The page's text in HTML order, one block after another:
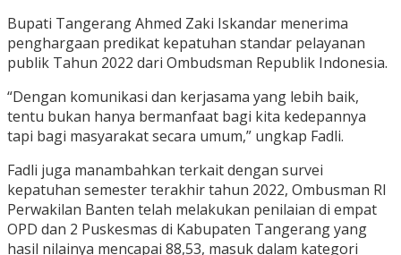
Bupati Tangerang Ahmed Zaki Iskandar menerima
penghargaan predikat kepatuhan standar pelayanan
publik Tahun 2022 dari Ombudsman Republik Indonesia.
“Dengan komunikasi dan kerjasama yang lebih baik,
tentu bukan hanya bermanfaat bagi kita kedepannya
tapi bagi masyarakat secara umum,” ungkap Fadli.
Fadli juga manambahkan terkait dengan survei
kepatuhan semester terakhir tahun 2022, Ombusman RI
Perwakilan Banten telah melakukan penilaian di empat
OPD dan 2 Puskesmas di Kabupaten Tangerang yang
hasil nilainya mencapai 88,53, masuk dalam kategori